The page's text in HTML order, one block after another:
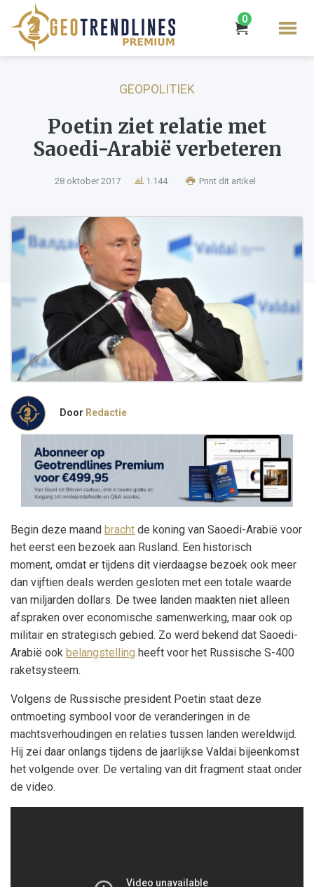
0
GEOPOLITIEK
Poetin ziet relatie met
Saoedi-Arabië verbeteren
28 oktober 2017 1.144 Print dit artikel
Door Redactie
Begin deze maand bracht de koning van Saoedi-Arabië voor
het eerst een bezoek aan Rusland. Een historisch
moment, omdat er tijdens dit vierdaagse bezoek ook meer
dan vijftien deals werden gesloten met een totale waarde
van miljarden dollars. De twee landen maakten niet alleen
afspraken over economische samenwerking, maar ook op
militair en strategisch gebied. Zo werd bekend dat Saoedi-
Arabië ook belangstelling heeft voor het Russische S-400
raketsysteem.
Volgens de Russische president Poetin staat deze
ontmoeting symbool voor de veranderingen in de
machtsverhoudingen en relaties tussen landen wereldwijd.
Hij zei daar onlangs tijdens de jaarlijkse Valdai bijeenkomst
het volgende over. De vertaling van dit fragment staat onder
de video.